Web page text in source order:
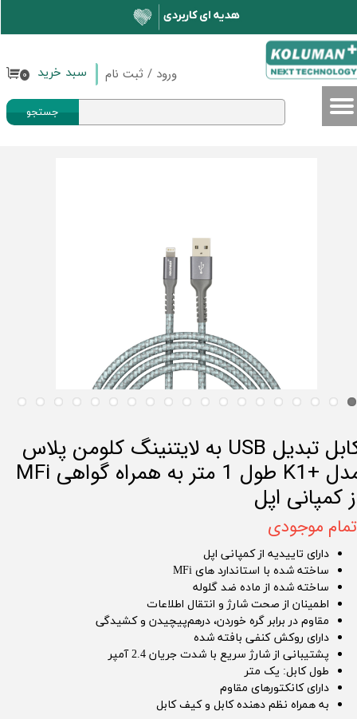
ورود / ثبت نام
حساب کاربری من
تغییر گذر واژه
سفارشات
جستجو
۰ سبد خرید
کابل تبدیل USB به لایتنینگ کلومن پلاس
مدل +K1 طول 1 متر به همراه گواهی MFi
کمپانی اپل
موجودی
​​​دارای تاییدیه از کمپانی اپل
ساخته شده با استاندارد های MFi
ساخته شده از ماده ضد گلوله
اطمینان از صحت شارژ و انتقال اطلاعات
مقاوم در برابر گره خوردن، درهم‌پیچیدن و کشیدگی
دارای روکش کنفی بافته شده
پشتیبانی از شارژ سریع با شدت جریان 2.4 آمپر
طول کابل: یک متر
دارای کانکتورهای مقاوم
به همراه نظم دهنده کابل و کیف کابل